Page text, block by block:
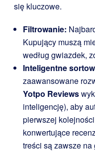
się kluczowe.
Filtrowanie:
Kupujący muszą
według gwiazdek,
Inteligentne
zaawansowane
Yotpo Reviews
inteligencję), aby
pierwszej
konwertujące
treści są zawsze na